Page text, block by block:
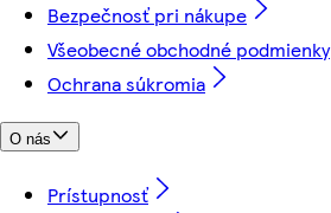
Bezpečnosť pri nákupe
Všeobecné obchodné podmienky
Ochrana súkromia
O nás
Prístupnosť